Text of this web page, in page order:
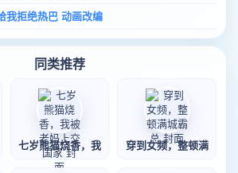
我拒绝热巴 动画改编
同类推荐
七岁熊猫烧香，我 穿到女频，整顿满